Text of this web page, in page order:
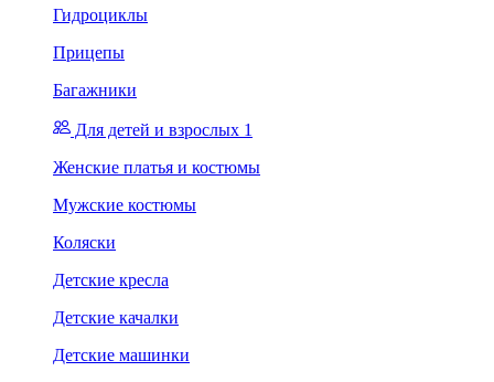
Гидроциклы
Прицепы
Багажники
Для детей и взрослых 1
Женские платья и костюмы
Мужские костюмы
Коляски
Детские кресла
Детские качалки
Детские машинки